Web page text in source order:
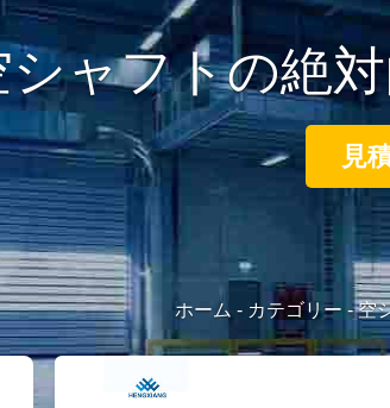
ャフトの絶
見
ホーム - カテゴリー -空